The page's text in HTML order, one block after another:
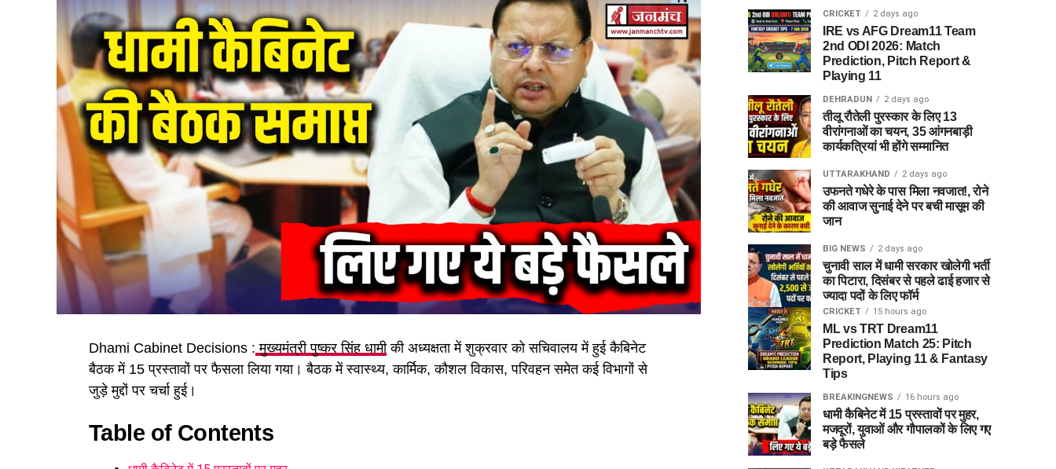
Dhami Cabinet Decisions : मुख्यमंत्री पुष्कर सिंह धामीकी अध्यक्षता में शुक्रवार को सचिवालय में हुई कैबिनेट
बैठक में 15 प्रस्तावों पर फैसला लिया गया। बैठक में स्वास्थ्य, कार्मिक, कौशल विकास, परिवहन समेत कई विभागों से
जुड़े मुद्दों पर चर्चा हुई।
Table of Contents
CRICKET 2 days ago
IRE vs AFG Dream11 Team
2nd ODI 2026: Match
Prediction, Pitch Report &
Playing 11
DEHRADUN 2 days ago
तीलू रौतेली पुरस्कार के लिए 13
वीरांगनाओं का चयन, 35 आंगनबाड़ी
कार्यकत्रियां भी होंगे सम्मानित
UTTARAKHAND 2 days ago
उफनते गधेरे के पास मिला नवजात!, रोने
की आवाज सुनाई देने पर बची मासूम की
जान
BIG NEWS 2 days ago
चुनावी साल में धामी सरकार खोलेगी भर्ती
का पिटारा, दिसंबर से पहले ढाई हजार से
ज्यादा पदों के लिए फॉर्म
CRICKET 15 hours ago
ML vs TRT Dream11
Prediction Match 25: Pitch
Report, Playing 11 & Fantasy
Tips
BREAKINGNEWS 16 hours ago
धामी कैबिनेट में 15 प्रस्तावों पर मुहर,
मजदूरों, युवाओं और गौपालकों के लिए गए
बड़े फैसले